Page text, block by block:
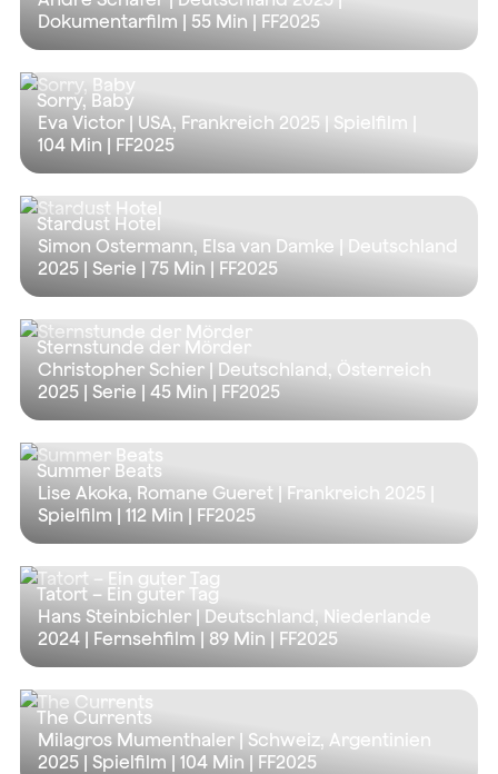
Dokumentarfilm | 55 Min | FF2025
Sorry, Baby
Eva Victor | USA, Frankreich 2025 | Spielfilm |
104 Min | FF2025
Stardust Hotel
Simon Ostermann, Elsa van Damke | Deutschland
2025 | Serie | 75 Min | FF2025
Sternstunde der Mörder
Christopher Schier | Deutschland, Österreich
2025 | Serie | 45 Min | FF2025
Summer Beats
Lise Akoka, Romane Gueret | Frankreich 2025 |
Spielfilm | 112 Min | FF2025
Tatort – Ein guter Tag
Hans Steinbichler | Deutschland, Niederlande
2024 | Fernsehfilm | 89 Min | FF2025
The Currents
Milagros Mumenthaler | Schweiz, Argentinien
2025 | Spielfilm | 104 Min | FF2025